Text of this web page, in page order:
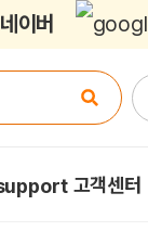
네이버
고객센터